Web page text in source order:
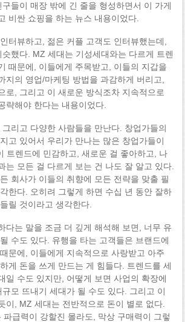
들이 매장 밖에 긴 줄을 형성하면서 이 가게
비싼 쇼핑을 하는 뉴스 내용이었다.
터뷰하고, 젊은 커플 고객도 인터뷰했는데,
했다. MZ 세대는 기성세대와는 다르게 트렌
때문에, 이들에게 주목받고, 이들의 지갑을
지의 영업/마케팅 방법을 과감하게 버리고,
로, 그리고 이 새로운 방식조차 지속적으로
략해야 한다는 내용이었다.
리고 다양한 사람들을 만난다. 창업가들의
고 있어서 우리가 만나는 많은 창업가들이
트렌드에 민감하고, 새로운 걸 좋아하고, 나
는 모든 걸 다르게 보는 건 나도 잘 알고 있다.
회사가 이들의 취향에 모든 전략을 맞출 필
한다. 오히려 그렇게 하면 수십 년 동안 잘하
릴 것이라고 생각한다.
다는 말을 조금 더 깊게 해석해 보면, 너무 유
수도 있다. 유행을 타는 고객들은 브랜드에
문에, 이들에게 지속적으로 사랑받고 아주
게 돈을 쓰게 만드는 게 힘들다. 트렌드를 세
일 수도 있지만, 어떻게 보면 사업의 확장에
모 뜨내기 세대가 될 수도 있다. 그리고 이
이, MZ 세대는 전반적으로 돈이 별로 없다.
파급력이 강할진 몰라도, 막상 구매력이 그렇